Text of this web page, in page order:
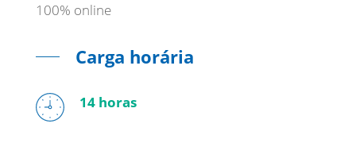
100% online
Carga horária
14 horas